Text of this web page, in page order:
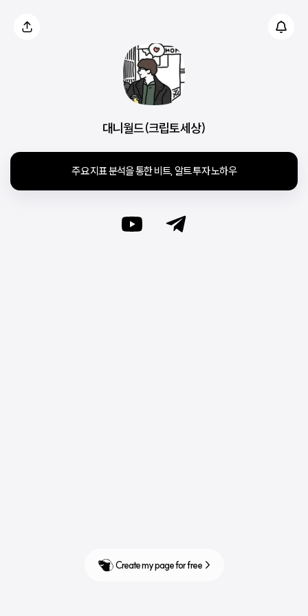
대니월드(크립토세상)
주요 지표 분석을 통한 비트, 알트 투자 노하우
Create my page for free  >